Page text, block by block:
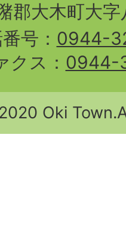
郡大木町大
号： 0944-
クス： 0944-
Oki